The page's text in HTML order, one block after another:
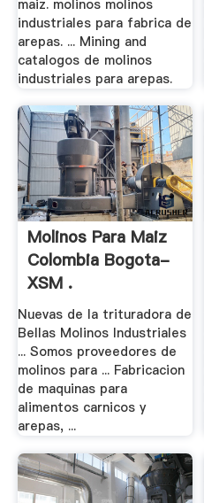
maiz. molinos molinos
industriales para fabrica de
arepas. ... Mining and
catalogos de molinos
industriales para arepas.
Molinos Para Maiz
Colombia Bogota-
XSM .
Nuevas de la trituradora de
Bellas Molinos Industriales
... Somos proveedores de
molinos para ... Fabricacion
de maquinas para
alimentos carnicos y
arepas, ...